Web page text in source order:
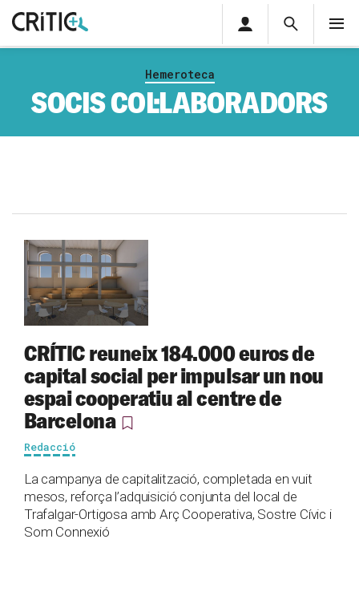
Cerca
Cerca
privada
Hemeroteca
SOCIS COL·LABORADORS
CRÍTIC reuneix 184.000 euros de
capital social per impulsar un nou
espai cooperatiu al centre de
Barcelona
Redacció
La campanya de capitalització, completada en vuit
mesos, reforça l’adquisició conjunta del local de
Trafalgar-Ortigosa amb Arç Cooperativa, Sostre Cívic i
Som Connexió